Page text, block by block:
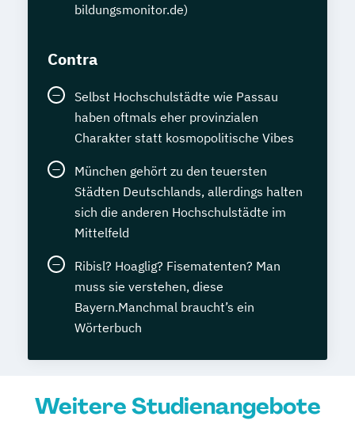
bildungsmonitor.de)
Contra
Selbst Hochschulstädte wie Passau
haben oftmals eher provinzialen
Charakter statt kosmopolitische Vibes
München gehört zu den teuersten
Städten Deutschlands, allerdings halten
sich die anderen Hochschulstädte im
Mittelfeld
Ribisl? Hoaglig? Fisematenten? Man
muss sie verstehen, diese
Bayern.Manchmal braucht’s ein
Wörterbuch
Weitere Studienangebote